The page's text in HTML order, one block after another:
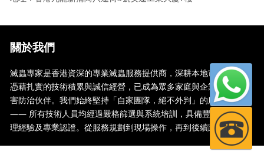
關於我們
滅蟲專家是香港資深的專業滅蟲服務提供商，深耕本地市場多年，
憑藉扎實的技術積累與誠信經營，已成為眾多家庭與企業信賴的蟲
害防治伙伴。我們始終堅持「自家團隊，絕不外判」的服務承諾
—— 所有技術人員均經過嚴格篩選與系統培訓，具備豐富的現場處
理經驗及專業認證。從服務規劃到現場操作，再到後續跟蹤，全...